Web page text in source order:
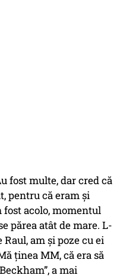
fost multe, dar cred că
pentru că eram și
fost acolo, momentul
părea atât de mare. L-
am și poze cu ei
ținea MM, că era să
a mai